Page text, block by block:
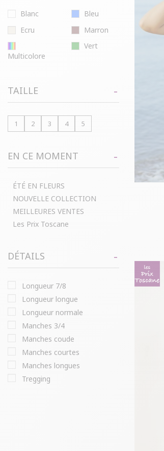
Blanc
Bleu
Ecru
Marron
Multicolore
Vert
TAILLE
1 2 3 4 5
EN CE MOMENT
ÉTÉ EN FLEURS
NOUVELLE COLLECTION
MEILLEURES VENTES
Les Prix Toscane
DÉTAILS
longueur 7/8
longueur longue
longueur normale
manches 3/4
manches coude
manches courtes
manches longues
tregging